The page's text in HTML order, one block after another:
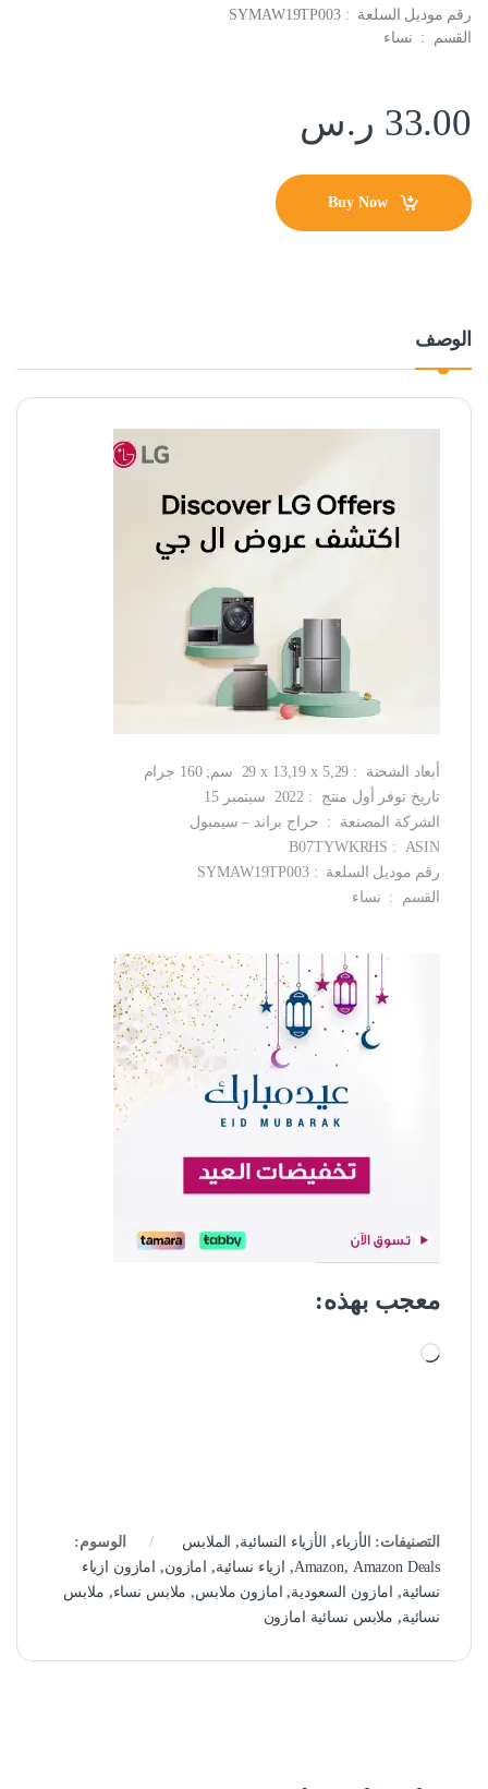
رقم موديل السلعة ‏ : ‎ SYMAW19TP003
القسم ‏ : ‎ نساء
33.00 ر.س
Buy Now
الوصف
أبعاد الشحنة ‏ : ‎ 29 x 13,19 x 5,29 سم; 160 جرام
تاريخ توفر أول منتج ‏ : ‎ 2022 سبتمبر 15
الشركة المصنعة ‏ : ‎ حراج براند – سيمبول
ASIN ‏ : ‎ B07TYWKRHS
رقم موديل السلعة ‏ : ‎ SYMAW19TP003
القسم ‏ : ‎ نساء
معجب بهذه:
جاري التحميل…
التصنيفات: الأزياء, الأزياء النسائية, الملابس
الوسوم:
Amazon, Amazon Deals
, ازياء نسائية, امازون, امازون ازياء
نسائية, امازون السعودية, امازون ملابس, ملابس نساء, ملابس
نسائية, ملابس نسائية امازون